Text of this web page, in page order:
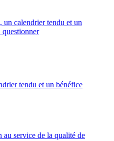
tendu et un bénéfice